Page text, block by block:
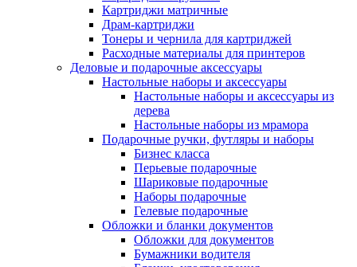
Картриджи матричные
Драм-картриджи
Тонеры и чернила для картриджей
Расходные материалы для принтеров
Деловые и подарочные аксессуары
Настольные наборы и аксессуары
Настольные наборы и аксессуары из
дерева
Настольные наборы из мрамора
Подарочные ручки, футляры и наборы
Бизнес класса
Перьевые подарочные
Шариковые подарочные
Наборы подарочные
Гелевые подарочные
Обложки и бланки документов
Обложки для документов
Бумажники водителя